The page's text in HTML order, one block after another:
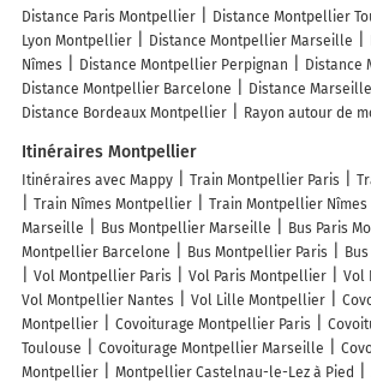
Distance Paris Montpellier Distance Montpellier
Lyon Montpellier
Distance Montpellier Marseille
Nîmes
Distance Montpellier Perpignan
Distance
Distance Montpellier Barcelone
Distance
Distance Bordeaux Montpellier
Rayon autour de
Itinéraires Montpellier
Itinéraires avec Mappy Train Montpellier Paris
Train Nîmes Montpellier
Train Montpellier Nîmes
Marseille
Bus Montpellier Marseille Bus Paris
Montpellier Barcelone
Bus Montpellier Paris
Vol Montpellier Paris
Vol Paris Montpellier
Vol
Vol Montpellier Nantes
Vol Lille Montpellier
Montpellier
Covoiturage Montpellier Paris
Toulouse
Covoiturage Montpellier Marseille
Montpellier
Montpellier Castelnau-le-Lez à Pied